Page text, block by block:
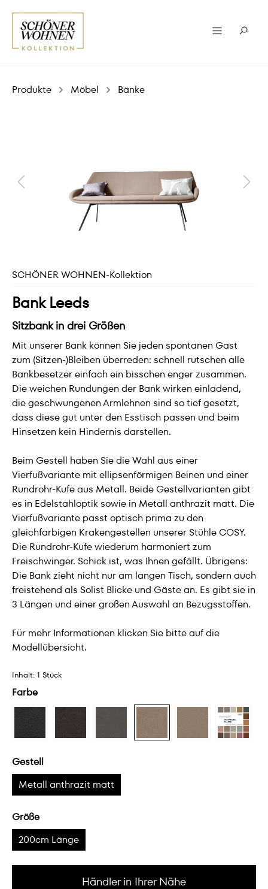
Produkte Möbel Bänke
SCHÖNER WOHNEN-Kollektion
Bank Leeds
Sitzbank in drei Größen
Mit unserer Bank können Sie jeden spontanen Gast
zum (Sitzen-)Bleiben überreden: schnell rutschen alle
Bankbesetzer einfach ein bisschen enger zusammen.
Die weichen Rundungen der Bank wirken einladend,
die geschwungenen Armlehnen sind so tief gesetzt,
dass diese gut unter den Esstisch passen und beim
Hinsetzen kein Hindernis darstellen.
Beim Gestell haben Sie die Wahl aus einer
Vierfußvariante mit ellipsenförmigen Beinen und einer
Rundrohr-Kufe aus Metall. Beide Gestellvarianten gibt
es in Edelstahloptik sowie in Metall anthrazit matt. Die
Vierfußvariante passt optisch prima zu den
gleichfarbigen Krakengestellen unserer Stühle COSY.
Die Rundrohr-Kufe wiederum harmoniert zum
Freischwinger. Schick ist, was Ihnen gefällt. Übrigens:
Die Bank zieht nicht nur am langen Tisch, sondern auch
freistehend als Solist Blicke und Gäste an. Es gibt sie in
3 Längen und einer großen Auswahl an Bezugsstoffen.
Für mehr Informationen klicken Sie bitte auf die
Modellübersicht.
Inhalt: 1 Stück
Farbe
Gestell
Metall anthrazit matt
Größe
200cm Länge
Händler in Ihrer Nähe